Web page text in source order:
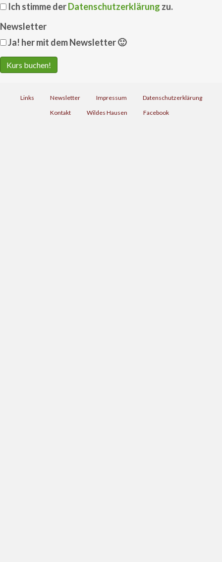
Ich stimme derDatenschutzerklärung zu.
Newsletter
Ja! her mit dem Newsletter 🙂
Links Newsletter Impressum
Datenschutzerklärung
Kontakt
Wildes Hausen Facebook